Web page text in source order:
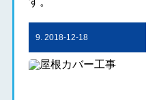
9. 2018-12-18